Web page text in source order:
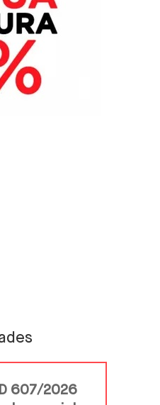
607/2026